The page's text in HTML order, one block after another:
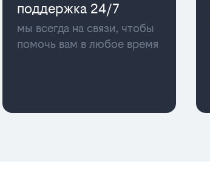
поддержка 24/7
мы всегда на связи, чтобы
помочь вам в любое время